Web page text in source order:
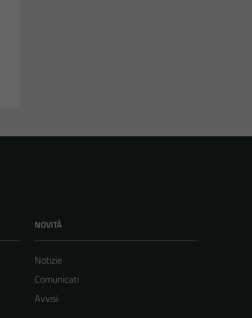
NOVITÀ
Notizie
Comunicati
Avvisi